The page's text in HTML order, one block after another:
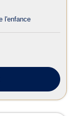
l'enfance